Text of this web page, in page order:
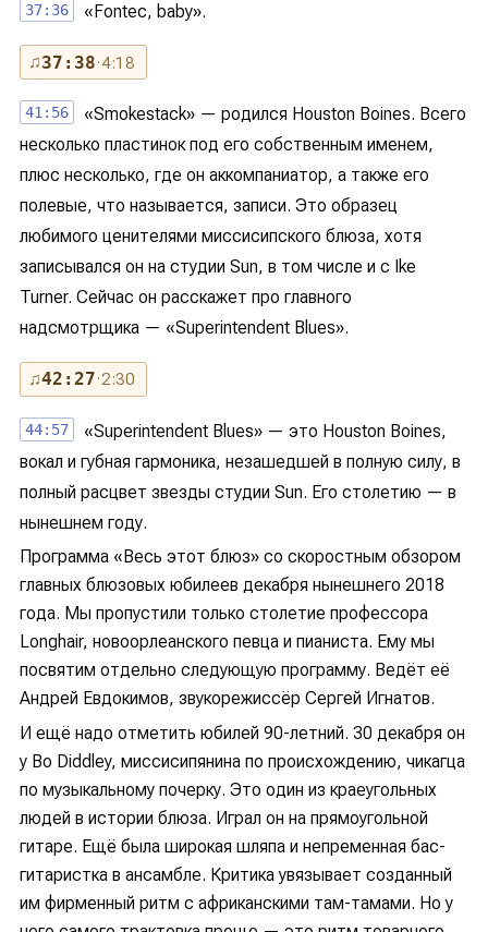
37:36 «Fontec, baby».
♫37:38· 4:18
41:56
«Smokestack» — родился Houston Boines. Всего
несколько пластинок под его собственным именем,
плюс несколько, где он аккомпаниатор, а также его
полевые, что называется, записи. Это образец
любимого ценителями миссисипского блюза, хотя
записывался он на студии Sun, в том числе и с Ike
Turner. Сейчас он расскажет про главного
надсмотрщика — «Superintendent Blues».
♫42:27· 2:30
44:57
«Superintendent Blues» — это Houston Boines,
вокал и губная гармоника, незашедшей в полную силу, в
полный расцвет звезды студии Sun. Его столетию — в
нынешнем году.
Программа «Весь этот блюз» со скоростным обзором
главных блюзовых юбилеев декабря нынешнего 2018
года. Мы пропустили только столетие профессора
Longhair, новоорлеанского певца и пианиста. Ему мы
посвятим отдельно следующую программу. Ведёт её
Андрей Евдокимов, звукорежиссёр Сергей Игнатов.
И ещё надо отметить юбилей 90-летний. 30 декабря он
у Bo Diddley, миссисипянина по происхождению, чикагца
по музыкальному почерку. Это один из краеугольных
людей в истории блюза. Играл он на прямоугольной
гитаре. Ещё была широкая шляпа и непременная бас-
гитаристка в ансамбле. Критика увязывает созданный
им фирменный ритм с африканскими там-тамами. Но у